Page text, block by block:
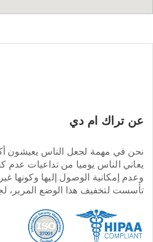
عن تراك ام دي
نحن في مهمة لجعل الناس يعيشون
يعاني الناس يوميا من تداعيات عدم
وعدم إمكانية الوصول إليها وكونها
تأسست لتخفيف هذا الوضع المرير،